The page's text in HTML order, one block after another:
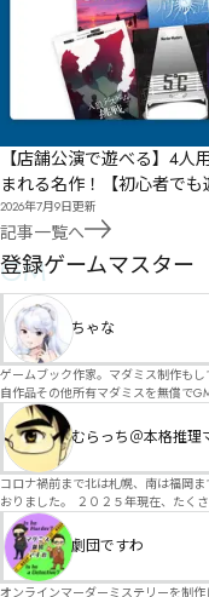
【店舗公演で遊べる】4
まれる名作！【初心者でも
2026年7月9日更新
記事一覧へ
GM
登録ゲームマスター
ちゃな
ゲームブック作家。マダミス制作も
自作品その他所有マダミスを無償で
ぞ。
むらっち＠本格推理
コロナ禍前まで北は札幌、南は福岡
おりました。 ２０２５年現在、たくさんのマダミスシナリオが増えました。 エモい物語体験重視の
シナリオがマダミス・マーダーミス
リオは簡単に遊べます。 しかし、２～３時間ずっと考え＆議論して、見たことないトリックが解け
る閃きや犯人として逃げ切る楽しみ
劇団ですわ
オンラインマーダーミステリーを制